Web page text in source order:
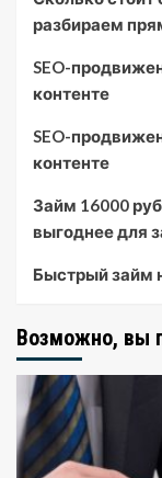
разбираем
SEO-
контенте
SEO-
контенте
Займ 16000
выгоднее для
Быстрый займ
Возможно, вы